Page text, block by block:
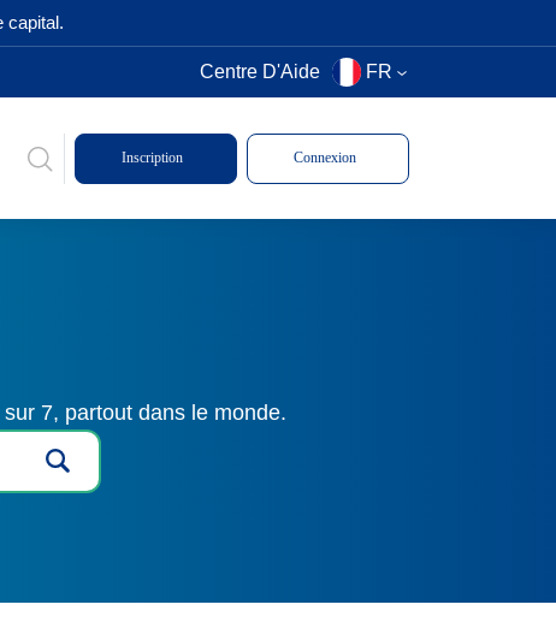
capital.
Centre D'Aide FR
Inscription Connexion
7, partout dans le monde.